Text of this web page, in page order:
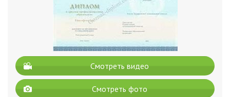
Смотреть видео
Смотреть фото